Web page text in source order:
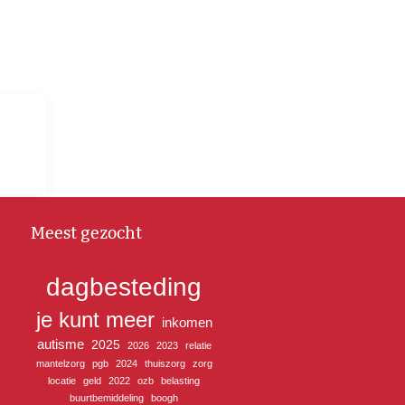
Meest gezocht
dagbesteding
je kunt meer inkomen
autisme 2025 2026 2023
relatie
mantelzorg
pgb 2024 thuiszorg
zorg
locatie
geld 2022 ozb
belasting
buurtbemiddeling
boogh